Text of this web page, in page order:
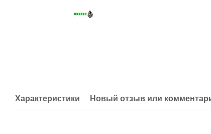
Характеристики Новый отзыв или